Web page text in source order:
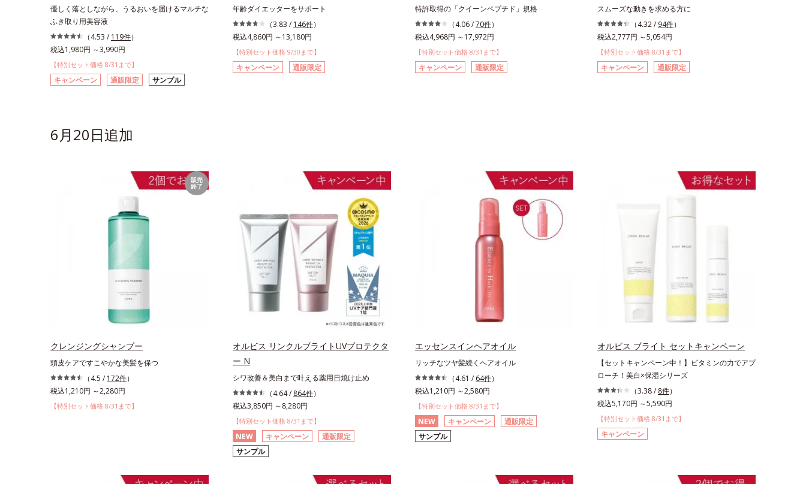
優しく落としながら、うるおいを届けるマルチな
ふき取り用美容液
（4.53 / 119件）
税込1,980円 ～3,990円
【特別セット価格 8/31まで】
キャンペーン 通販限定 サンプル
年齢ダイエッターをサポート
（3.83 / 146件）
税込4,860円 ～13,180円
【特別セット価格 9/30まで】
キャンペーン 通販限定
特許取得の「クイーンペプチド」規格
（4.06 /70件）
税込4,968円 ～17,972円
【特別セット価格 8/31まで】
キャンペーン 通販限定
スムーズな動きを求める方に
（4.32 / 94件）
税込2,777円 ～5,054円
【特別セット価格 8/31まで】
キャンペーン 通販限定
6月20日追加
販売
終了
クレンジングシャンプー
頭皮ケアですこやかな美髪を保つ
（4.5 / 172件）
税込1,210円 ～2,280円
【特別セット価格 8/31まで】
オルビス リンクルブライトUVプロテクタ
ー N
シワ改善＆美白まで叶える薬用日焼け止め
（4.64 / 864件）
税込3,850円 ～8,280円
【特別セット価格 8/31まで】
NEW キャンペーン
通販限定
サンプル
エッセンスインヘアオイル
リッチなツヤ髪続くヘアオイル
（4.61 / 64件）
税込1,210円 ～2,580円
【特別セット価格 8/31まで】
NEW キャンペーン
通販限定
サンプル
オルビス ブライト セットキャンペーン
【セットキャンペーン中！】ビタミンの力でアプ
ローチ！美白×保湿シリーズ
（3.38 / 8件）
税込5,170円 ～5,590円
【特別セット価格 8/31まで】
キャンペーン